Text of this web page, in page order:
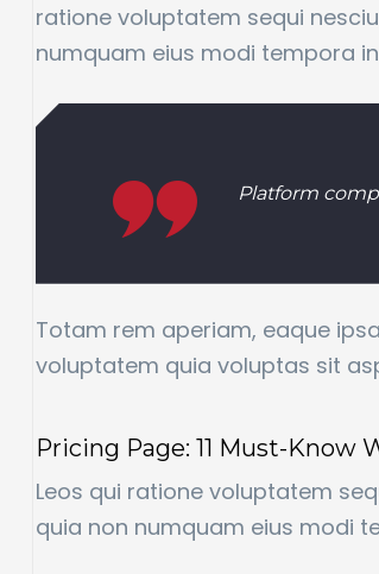
ratione voluptatem sequi
numquam eius modi tempora
Platform
Totam rem aperiam, eaque
voluptatem quia voluptas sit
Pricing Page: 11 Must-Know
Leos qui ratione voluptatem
quia non numquam eius modi